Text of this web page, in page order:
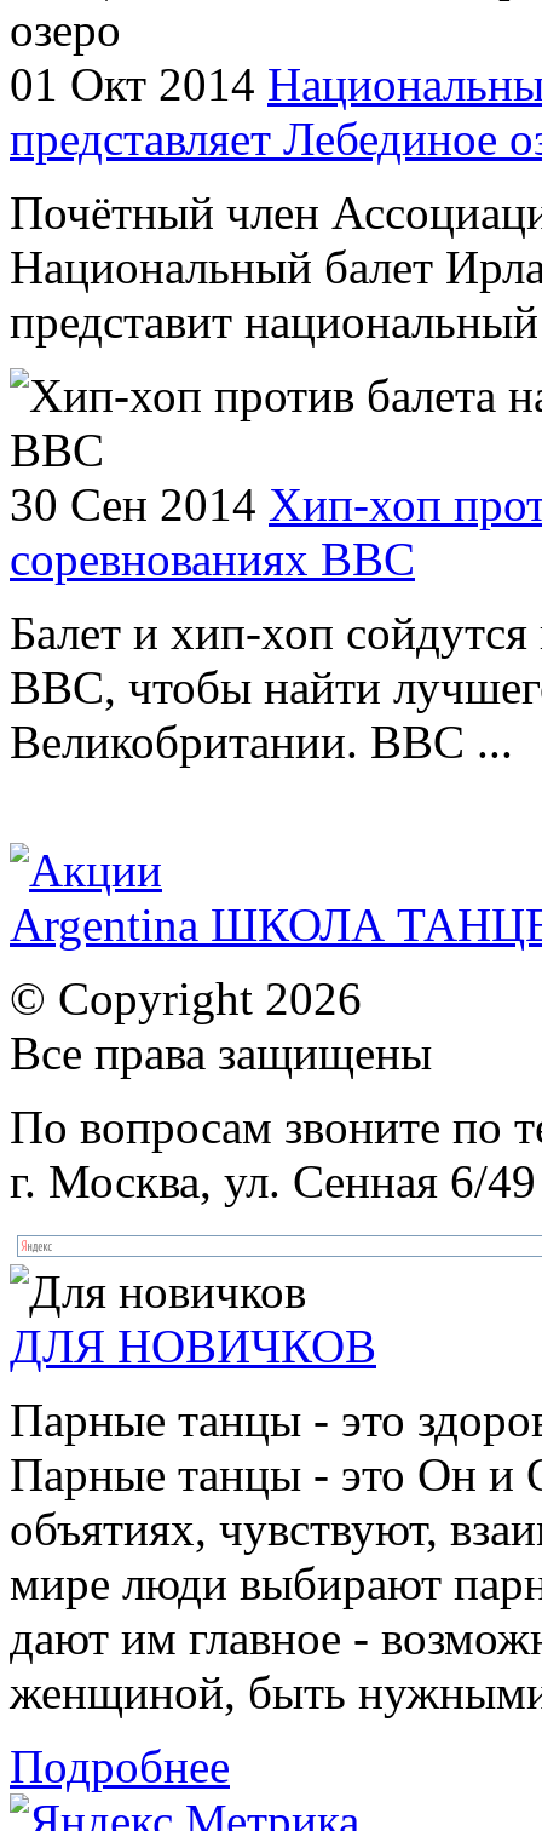
01 Окт 2014
представляет Лебединое
Почётный член
Национальный балет
представит
30 Сен 2014 Хип-хоп
соревнованиях ВВС
Балет и хип-хоп сойдутся
BBC, чтобы найти
Великобритании. BBC ...
Argentina ШКОЛА
© Copyright 2026
Все права защищены
По вопросам звоните по
г. Москва, ул. Сенная 6/49
ДЛЯ НОВИЧКОВ
Парные танцы - это
Парные танцы - это Он и
объятиях, чувствуют,
мире люди выбирают
дают им главное -
женщиной, быть нужными
Подробнее